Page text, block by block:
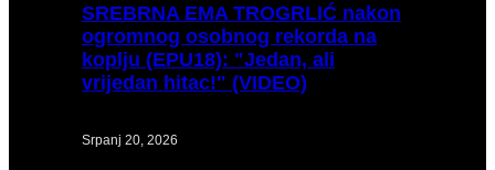
SREBRNA EMA TROGRLIĆ nakon
ogromnog osobnog rekorda na
koplju (EPU18): "Jedan, ali
vrijedan hitac!" (VIDEO)
Srpanj 20, 2026